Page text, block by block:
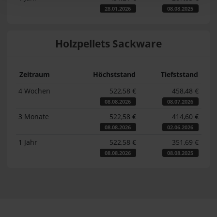
28.01.2026 08.08.2025
Holzpellets Sackware
Zeitraum Höchststand
Tiefststand
4 Wochen
522,58 €
08.08.2026
458,48 €
08.07.2026
3 Monate 522,58 €
08.08.2026
414,60 €
02.06.2026
1 Jahr 522,58 €
08.08.2026
351,69 €
08.08.2025